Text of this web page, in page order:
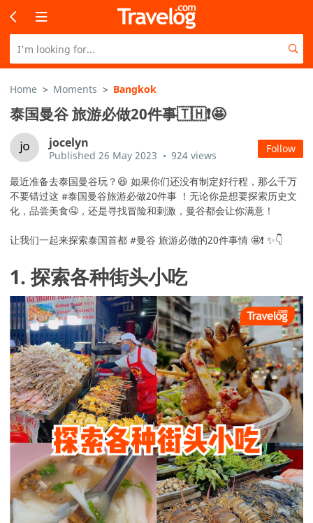
Home > Moments > Bangkok
泰国曼谷 旅游必做20件事🇹🇭❗🤩
jocelyn
Published 26 May 2023 • 924 views Follow
最近准备去泰国曼谷玩？😆 如果你们还没有制定好行程，那么千万
不要错过这 #泰国曼谷旅游必做20件事 ！无论你是想要探索历史文
化，品尝美食🤤，还是寻找冒险和刺激，曼谷都会让你满意！
让我们一起来探索泰国首都 #曼谷 旅游必做的20件事情 🤩❗ ✨👇
1. 探索各种街头小吃